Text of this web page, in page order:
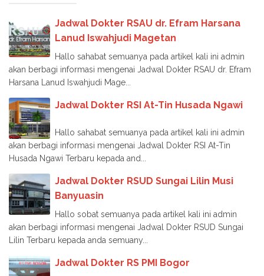
Jadwal Dokter RSAU dr. Efram Harsana
Lanud Iswahjudi Magetan
Hallo sahabat semuanya pada artikel kali ini admin
akan berbagi informasi mengenai Jadwal Dokter RSAU dr. Efram
Harsana Lanud Iswahjudi Mage...
Jadwal Dokter RSI At-Tin Husada Ngawi
Hallo sahabat semuanya pada artikel kali ini admin
akan berbagi informasi mengenai Jadwal Dokter RSI At-Tin
Husada Ngawi Terbaru kepada and...
Jadwal Dokter RSUD Sungai Lilin Musi
Banyuasin
Hallo sobat semuanya pada artikel kali ini admin
akan berbagi informasi mengenai Jadwal Dokter RSUD Sungai
Lilin Terbaru kepada anda semuany...
Jadwal Dokter RS PMI Bogor